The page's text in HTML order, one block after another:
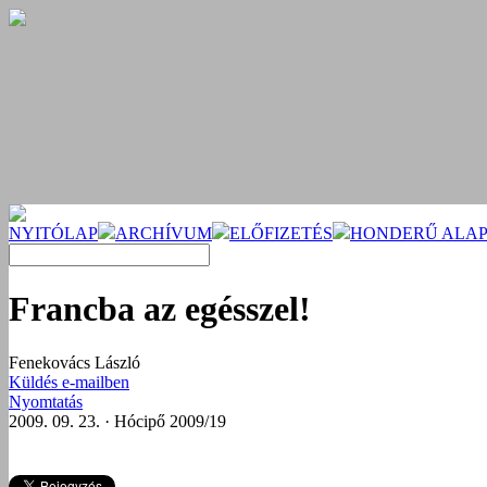
NYITÓLAP ARCHÍVUM ELŐFIZETÉS HONDERŰ
Francba az egésszel!
Fenekovács László
Küldés e-mailben
Nyomtatás
2009. 09. 23. · Hócipő 2009/19